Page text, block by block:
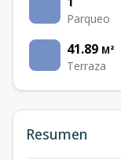
Parqueo
41.89 M²
Terraza
Resumen